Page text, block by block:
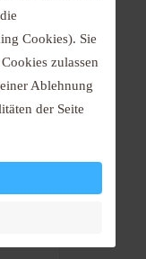
Cookies). Sie
zulassen
Ablehnung
der Seite